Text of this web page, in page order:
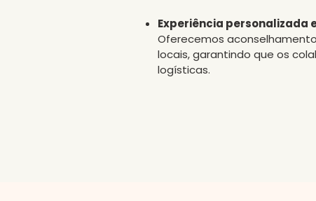
Experiência personalizada
Oferecemos
locais, garantindo que os
logísticas.